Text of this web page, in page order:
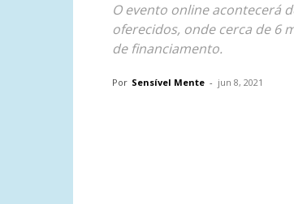
O evento online acontecerá
oferecidos, onde cerca de 6
de financiamento.
Por Sensível Mente - jun 8, 2021